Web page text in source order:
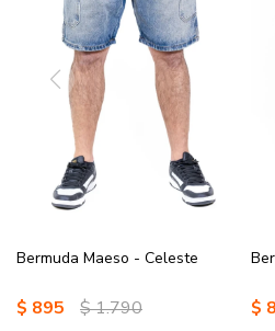
Bermuda Maeso - Celeste
$ 895 $1.790 $